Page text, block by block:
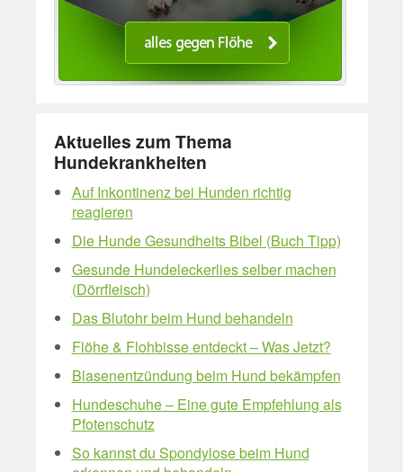
Aktuelles zum Thema
Hundekrankheiten
Auf Inkontinenz bei Hunden richtig
reagieren
Die Hunde Gesundheits Bibel (Buch Tipp)
Gesunde Hundeleckerlies selber machen
(Dörrfleisch)
Das Blutohr beim Hund behandeln
Flöhe & Flohbisse entdeckt – Was Jetzt?
Blasenentzündung beim Hund bekämpfen
Hundeschuhe – Eine gute Empfehlung als
Pfotenschutz
So kannst du Spondylose beim Hund